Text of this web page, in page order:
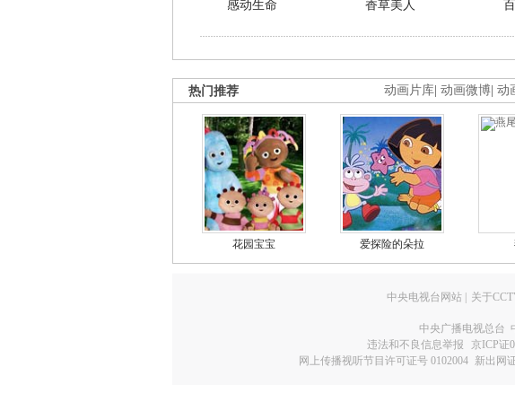
感动生命 香草美人
动画片库 动画微博 动
热门推荐
花园宝宝 爱探险的朵拉
中央电视台网站 关于
中央广播电视总台
违法和不良信息举报
京ICP证
网上传播视听节目许可证号 0102004 新出网